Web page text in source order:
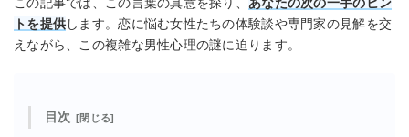
トを提供します。恋に悩む女性たちの体験談や専門家の見解を交
えながら、この複雑な男性心理の謎に迫ります。
目次